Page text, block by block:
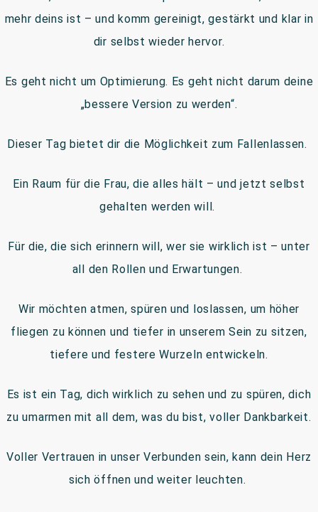
mehr deins ist – und komm gereinigt, gestärkt und klar in
dir selbst wieder hervor.
Es geht nicht um Optimierung. Es geht nicht darum deine
„bessere Version zu werden“.
Dieser Tag bietet dir die Möglichkeit zum Fallenlassen.
Ein Raum für die Frau, die alles hält – und jetzt selbst
gehalten werden will.
Für die, die sich erinnern will, wer sie wirklich ist – unter
all den Rollen und Erwartungen.
Wir möchten atmen, spüren und loslassen, um höher
fliegen zu können und tiefer in unserem Sein zu sitzen,
tiefere und festere Wurzeln entwickeln.
Es ist ein Tag, dich wirklich zu sehen und zu spüren, dich
zu umarmen mit all dem, was du bist, voller Dankbarkeit.
Voller Vertrauen in unser Verbunden sein, kann dein Herz
sich öffnen und weiter leuchten.